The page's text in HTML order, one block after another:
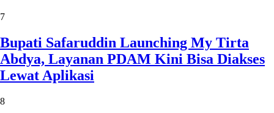
7
Bupati Safaruddin Launching My Tirta
Abdya, Layanan PDAM Kini Bisa Diakses
Lewat Aplikasi
8